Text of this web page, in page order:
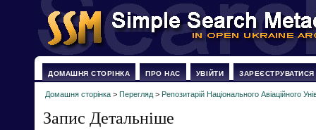
ДОМАШНЯ СТОРІНКА ПРО НАС УВІЙТИ ЗАРЕЄСТРУВАТИСЯ
Домашня сторінка > Перегляд > Репозитарій Національного Авіаційного
Запис Детальніше